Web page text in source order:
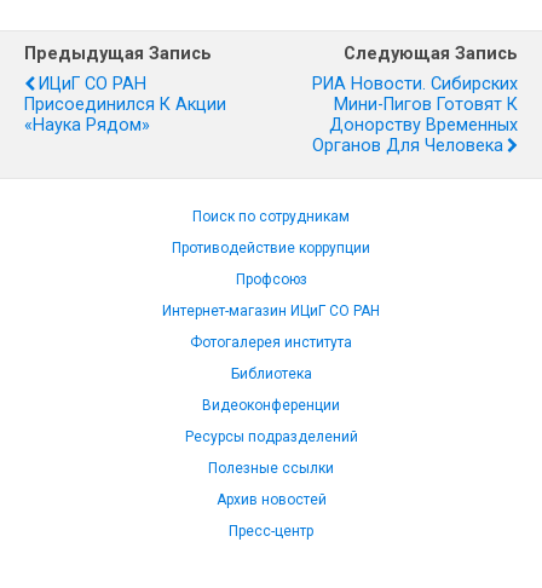
Предыдущая Запись
ИЦиГ СО РАН
Присоединился К Акции
«Наука Рядом»
Следующая Запись
РИА Новости. Сибирских
Мини-Пигов Готовят К
Донорству Временных
Органов Для Человека
Поиск по сотрудникам
Противодействие коррупции
Профсоюз
Интернет-магазин ИЦиГ СО РАН
Фотогалерея института
Библиотека
Видеоконференции
Ресурсы подразделений
Полезные ссылки
Архив новостей
Пресс-центр